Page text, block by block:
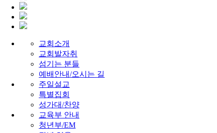
교회소개
교회발자취
섬기는 분들
예배안내/오시는 길
주일설교
특별집회
성가대/찬양
교육부 안내
청년부/EM